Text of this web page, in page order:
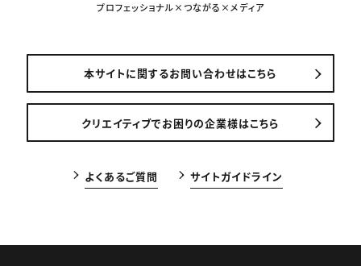
プロフェッショナル×つながる×メディア
本サイトに関するお問い合わせはこちら
クリエイティブでお困りの企業様はこちら
よくあるご質問 サイトガイドライン